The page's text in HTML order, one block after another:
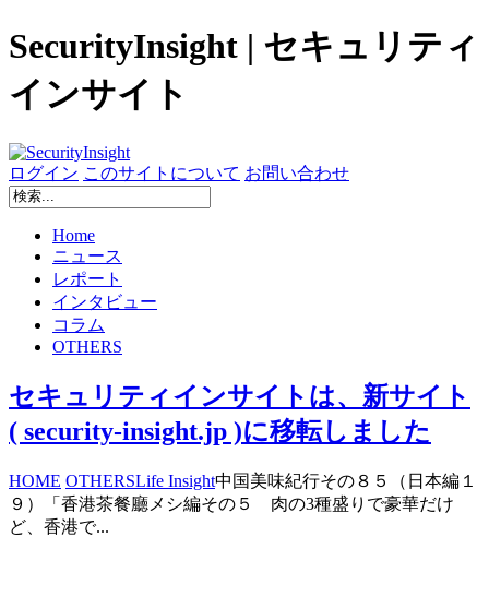
SecurityInsight | セキュリティ
インサイト
ログイン このサイトについて お問い合わせ
Home
ニュース
レポート
インタビュー
コラム
OTHERS
セキュリティインサイトは、新サイト
( security-insight.jp )に移転しました
HOME OTHERSLife Insight中国美味紀行その８５（日本編１
９）「香港茶餐廳メシ編その５ 肉の3種盛りで豪華だけ
ど、香港で...